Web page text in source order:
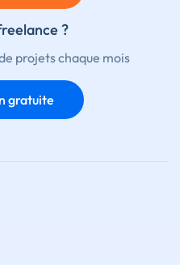
?
projets chaque mois
gratuite